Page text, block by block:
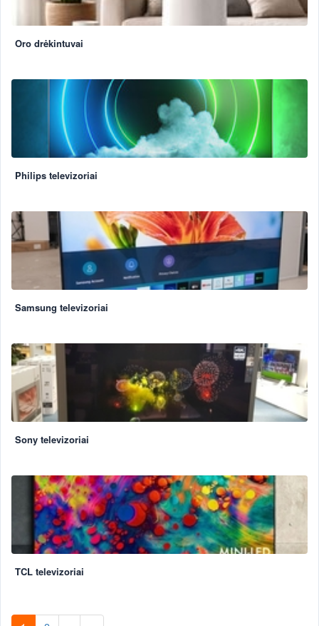
Oro drėkintuvai
Philips televizoriai
Samsung televizoriai
Sony televizoriai
TCL televizoriai